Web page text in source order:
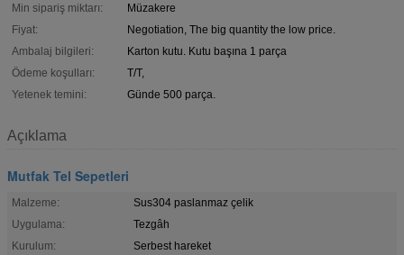
Min sipariş miktarı:
Müzakere
Fiyat:
Negotiation, The big quantity the low price.
Ambalaj bilgileri:
Karton kutu. Kutu başına 1 parça
Ödeme koşulları:
T/T,
Yetenek temini:
Günde 500 parça.
Açıklama
Mutfak Tel Sepetleri
Malzeme:
Sus304 paslanmaz çelik
Uygulama:
Tezgâh
Kurulum:
Serbest hareket